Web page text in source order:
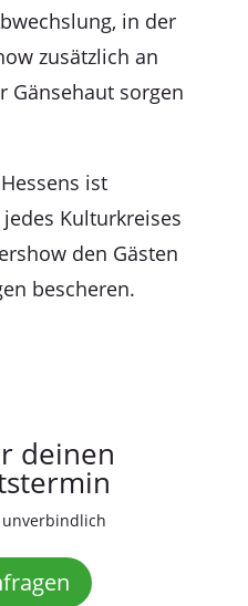
in der
zusätzlich an
Gänsehaut sorgen
ist
Kulturkreises
den Gästen
bescheren.
deinen